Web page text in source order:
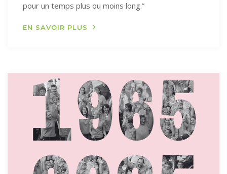
pour un temps plus ou moins long.”
EN SAVOIR PLUS